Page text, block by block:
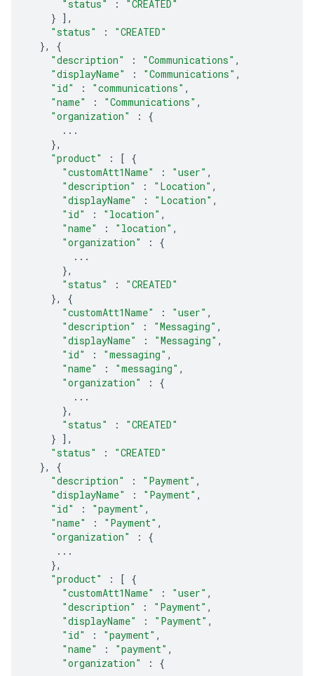
"status"
:
"CREATED"
} ],
"status"
:
"CREATED"
},
{
"description"
: "Communications" ,
"displayName"
: "Communications" ,
"id"
: "communications" ,
"name"
: "Communications" ,
"organization"
:
{
...
},
"product"
: [ {
"customAtt1Name"
: "user" ,
"description"
: "Location" ,
"displayName"
: "Location" ,
"id"
: "location" ,
"name"
: "location" ,
"organization"
:
{
...
},
"status"
:
"CREATED"
},
{
"customAtt1Name"
: "user" ,
"description"
: "Messaging" ,
"displayName"
: "Messaging" ,
"id"
: "messaging" ,
"name"
: "messaging" ,
"organization"
:
{
...
},
"status"
:
"CREATED"
} ],
"status"
:
"CREATED"
},
{
"description"
: "Payment" ,
"displayName"
: "Payment" ,
"id"
: "payment" ,
"name"
: "Payment" ,
"organization"
:
{
...
},
"product"
: [ {
"customAtt1Name"
: "user" ,
"description"
: "Payment" ,
"displayName"
: "Payment" ,
"id"
: "payment" ,
"name"
: "payment" ,
"organization"
:
{